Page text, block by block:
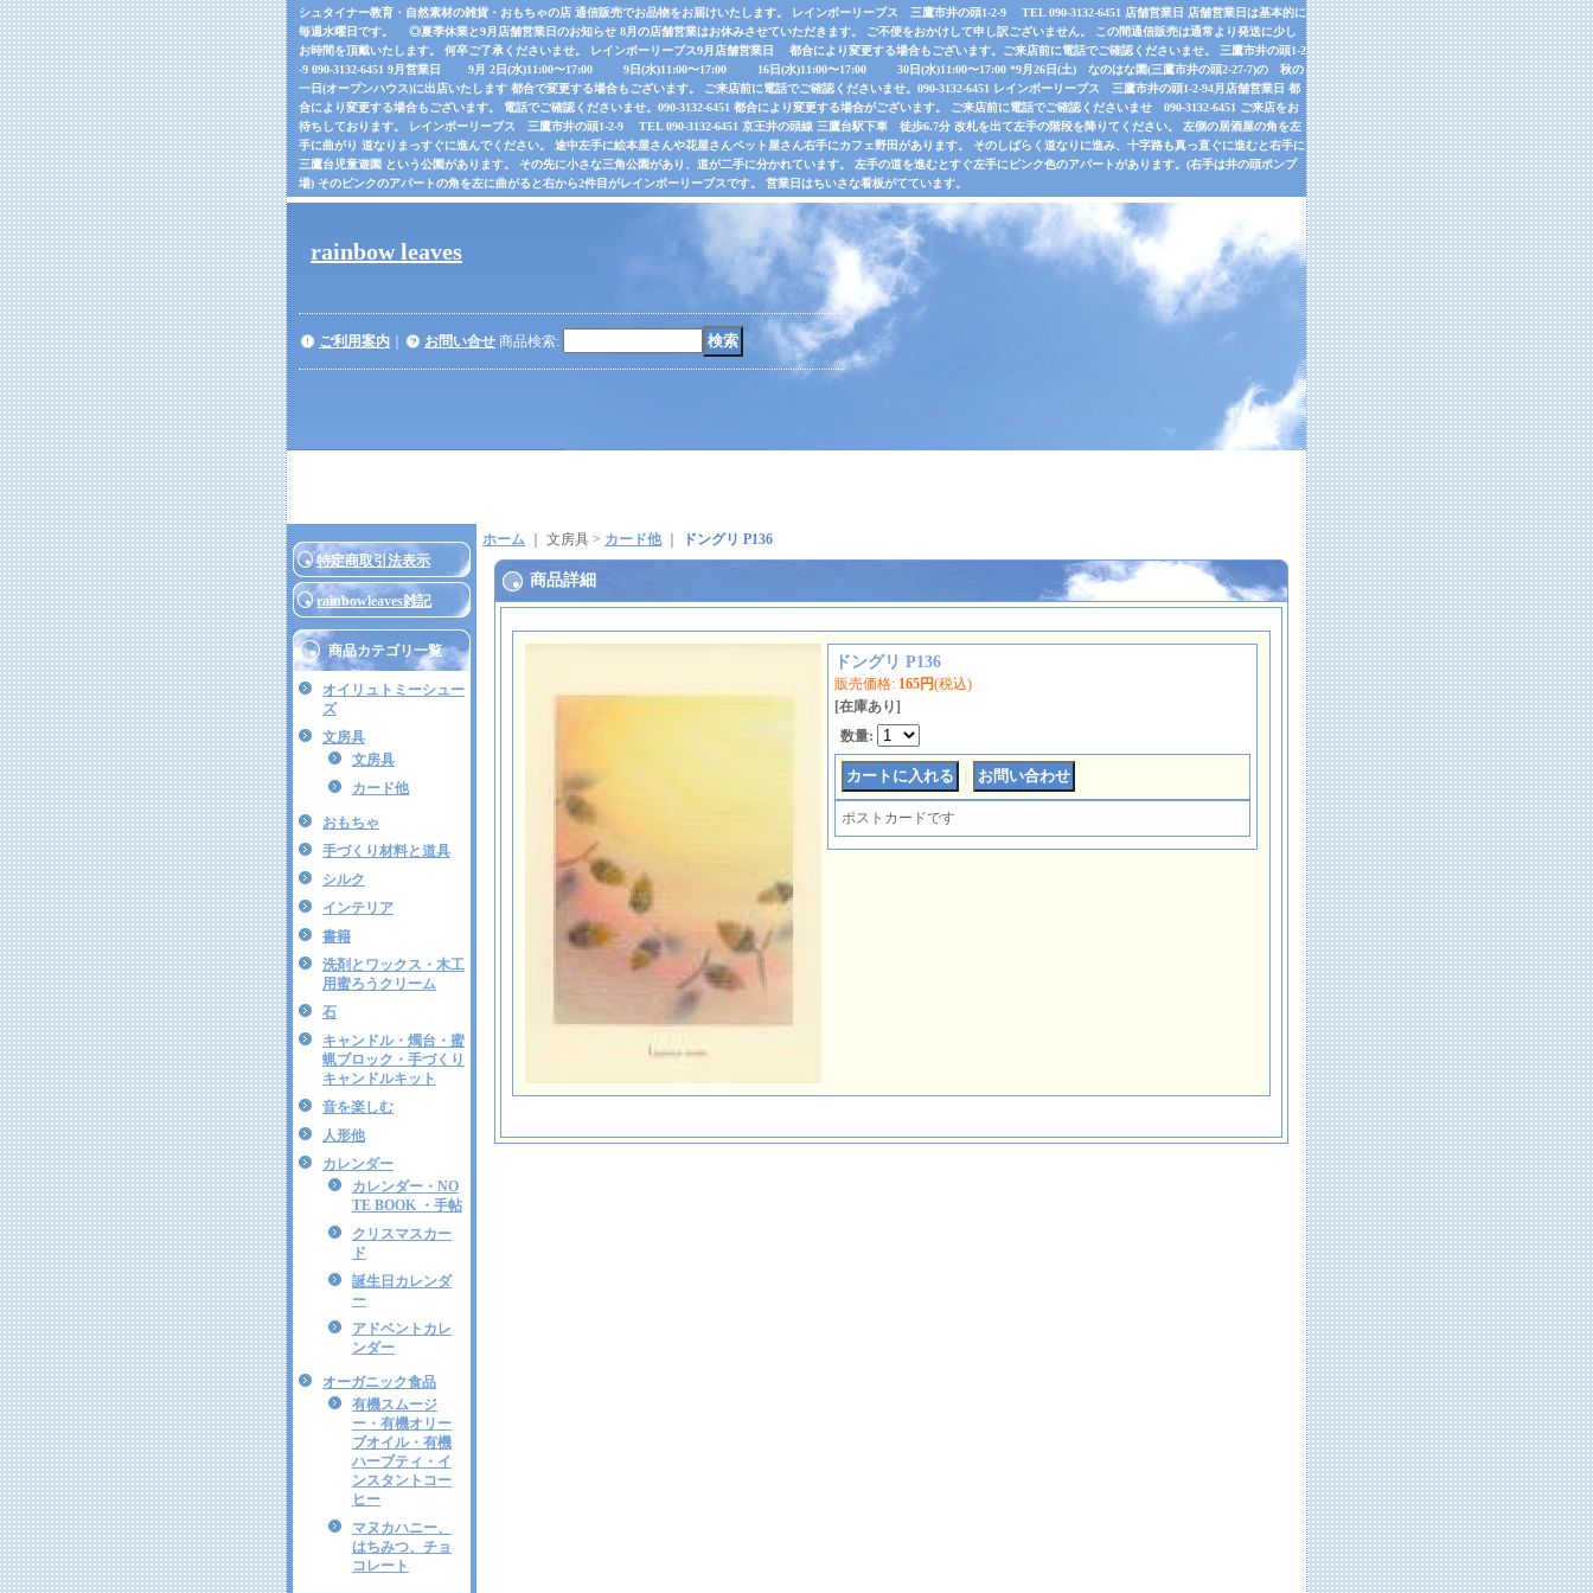
シュタイナー教育・自然素材の雑貨・おもちゃの店 通信販売でお品物をお届けいたします。 レインボーリーブス 三鷹市井の頭1-2-9 TEL 090-3132-6451 店舗営業日 店舗営業日は基本的に
毎週水曜日です。 ◎夏季休業と9月店舗営業日のお知らせ 8月の店舗営業はお休みさせていただきます。 ご不便をおかけして申し訳ございません。 この間通信販売は通常より発送に少し
お時間を頂戴いたします。 何卒ご了承くださいませ。 レインボーリーブス9月店舗営業日 都合により変更する場合もございます。ご来店前に電話でご確認くださいませ。 三鷹市井の頭1-2
-9 090-3132-6451 9月営業日 9月 2日(水)11:00〜17:00 9日(水)11:00〜17:00 16日(水)11:00〜17:00 30日(水)11:00〜17:00 *9月26日(土) なのはな園(三鷹市井の頭2-27-7)の 秋の
一日(オープンハウス)に出店いたします 都合で変更する場合もございます。 ご来店前に電話でご確認くださいませ。090-3132-6451 レインボーリーブス 三鷹市井の頭1-2-94月店舗営業日 都
合により変更する場合もございます。 電話でご確認くださいませ。090-3132-6451 都合により変更する場合がございます。 ご来店前に電話でご確認くださいませ 090-3132-6451 ご来店をお
待ちしております。 レインボーリーブス 三鷹市井の頭1-2-9 TEL 090-3132-6451 京王井の頭線 三鷹台駅下車 徒歩6.7分 改札を出て左手の階段を降りてください。 左側の居酒屋の角を左
手に曲がり 道なりまっすぐに進んでください。 途中左手に絵本屋さんや花屋さんペット屋さん右手にカフェ野田があります。 そのしばらく道なりに進み、十字路も真っ直ぐに進むと右手に
三鷹台児童遊園 という公園があります。 その先に小さな三角公園があり、道が二手に分かれています。 左手の道を進むとすぐ左手にピンク色のアパートがあります。(右手は井の頭ポンプ
場) そのピンクのアパートの角を左に曲がると右から2件目がレインボーリーブスです。 営業日はちいさな看板がてています。
rainbow leaves
ご利用案内 お問い合せ 商品検索:
特定商取引法表示
rainbowleaves雑記
商品カテゴリ一覧
オイリュトミーシュー
ズ
文房具
文房具
カード他
おもちゃ
手づくり材料と道具
シルク
インテリア
書籍
洗剤とワックス・木工
用蜜ろうクリーム
石
キャンドル・燭台・蜜
蝋ブロック・手づくり
キャンドルキット
音を楽しむ
人形他
カレンダー
カレンダー・NO
TE BOOK ・手帖
クリスマスカー
ド
誕生日カレンダ
ー
アドベントカレ
ンダー
オーガニック食品
有機スムージ
ー・有機オリー
ブオイル・有機
ハーブティ・イ
ンスタントコー
ヒー
マヌカハニー、
はちみつ、チョ
コレート
ホーム ｜ 文房具 > カード他｜ ドングリ P136
商品詳細
ドングリ P136
販売価格: 165円(税込)
[在庫あり]
数量:
ポストカードです